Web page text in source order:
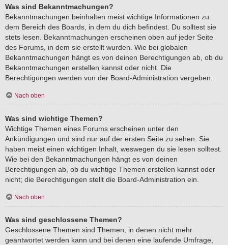
Was sind Bekanntmachungen?
Bekanntmachungen beinhalten meist wichtige Informationen zu
dem Bereich des Boards, in dem du dich befindest. Du solltest sie
stets lesen. Bekanntmachungen erscheinen oben auf jeder Seite
des Forums, in dem sie erstellt wurden. Wie bei globalen
Bekanntmachungen hängt es von deinen Berechtigungen ab, ob du
Bekanntmachungen erstellen kannst oder nicht. Die
Berechtigungen werden von der Board-Administration vergeben.
Nach oben
Was sind wichtige Themen?
Wichtige Themen eines Forums erscheinen unter den
Ankündigungen und sind nur auf der ersten Seite zu sehen. Sie
haben meist einen wichtigen Inhalt, weswegen du sie lesen solltest.
Wie bei den Bekanntmachungen hängt es von deinen
Berechtigungen ab, ob du wichtige Themen erstellen kannst oder
nicht; die Berechtigungen stellt die Board-Administration ein.
Nach oben
Was sind geschlossene Themen?
Geschlossene Themen sind Themen, in denen nicht mehr
geantwortet werden kann und bei denen eine laufende Umfrage,